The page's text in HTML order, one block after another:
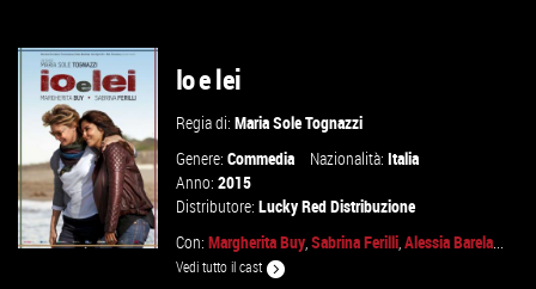
VAI ALLA SCHEDA Io e lei
Regia di:Maria Sole Tognazzi
Genere:Commedia Nazionalità:Italia
Anno:2015
Distributore:Lucky Red Distribuzione
Con:Margherita Buy,Sabrina Ferilli,Alessia Barela...
Vedi tutto il cast